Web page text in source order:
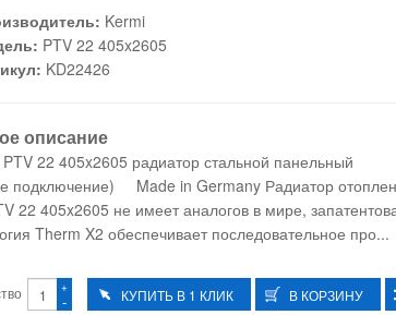
Kermi
PTV 22 405x2605
KD22426
описание
22 405x2605 радиатор стальной панельный
подключение) Made in Germany Радиатор
22 405x2605 не имеет аналогов в мире,
Therm X2 обеспечивает последовательное про...
-
+